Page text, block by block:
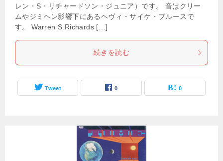
レン・S・リチャードソン・ジュニア）です。 音はクリー
ムやジミヘン影響下にあるヘヴィ・サイケ・ブルースで
す。 Warren S.Richards […]
続きを読む
Tweet 0 0